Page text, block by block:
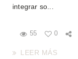
integrar so...
55 0
LEER MÁS